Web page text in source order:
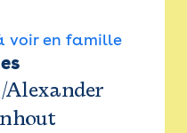
voir en famille